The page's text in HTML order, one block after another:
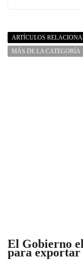
ARTÍCULOS
MÁS DE LA CATEGORÍA
El Gobierno
para